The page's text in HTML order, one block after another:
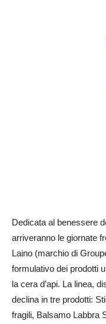
Dedicata al benessere
arriveranno le giornate
Laino (marchio di
formulativo dei prodotti
la cera d’api. La linea,
declina in tre prodotti:
fragili, Balsamo Labbra